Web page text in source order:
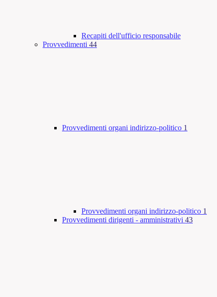
Recapiti dell'ufficio responsabile
Provvedimenti 44
Provvedimenti organi indirizzo-politico 1
Provvedimenti organi indirizzo-politico 1
Provvedimenti dirigenti - amministrativi 43